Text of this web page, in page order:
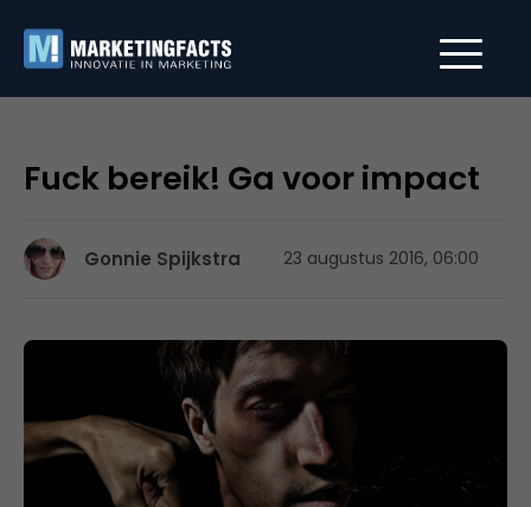
Fuck bereik! Ga voor impact
Gonnie Spijkstra 23 augustus 2016, 06:00